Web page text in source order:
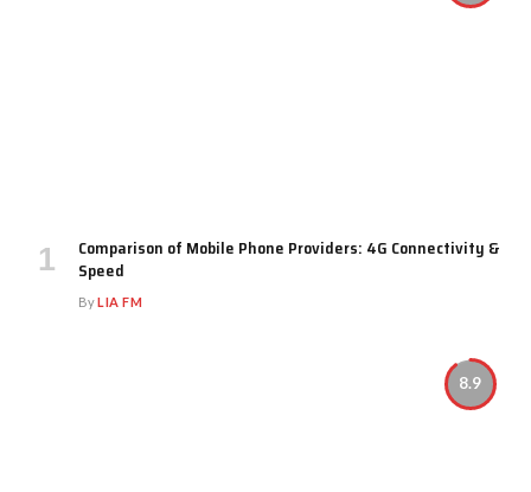
Comparison of Mobile Phone Providers: 4G Connectivity &
Speed
ByLIA FM
8.9